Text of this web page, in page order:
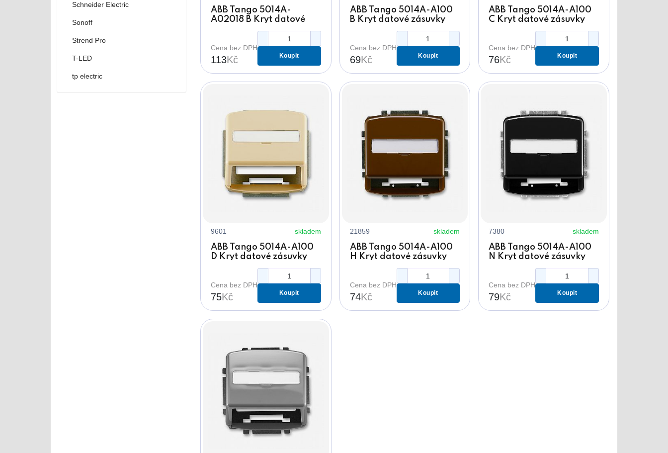
ABB Tango 5014A-
A02018 B Kryt datové
zásuvky plochý bílý s
Cena bez DPH
113Kč Koupit
ABB Tango 5014A-A100
B Kryt datové zásuvky
bílý s popisovým polem
Cena bez DPH
69Kč Koupit
ABB Tango 5014A-A100
C Kryt datové zásuvky
slonová kost s
popisovým polem
Cena bez DPH
76Kč Koupit
9601 skladem
ABB Tango 5014A-A100
D Kryt datové zásuvky
béžový s popisovým
Cena bez DPH
75Kč Koupit
21859 skladem
ABB Tango 5014A-A100
H Kryt datové zásuvky
hnědý s popisovým
Cena bez DPH
74Kč Koupit
7380 skladem
ABB Tango 5014A-A100
N Kryt datové zásuvky
černý s popisovým polem
Cena bez DPH
79Kč Koupit
Schneider Electric
Sonoff
Strend Pro
T-LED
tp electric